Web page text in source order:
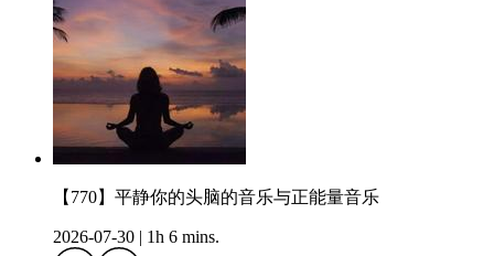
【770】平静你的头脑的音乐与正能量音乐
2026-07-30 1h 6 mins.